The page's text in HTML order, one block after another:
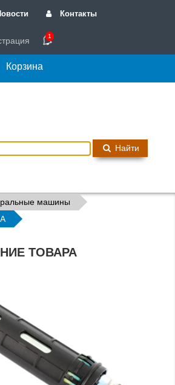
Контакты
1
Корзина
Найти
машины
ТОВАРА